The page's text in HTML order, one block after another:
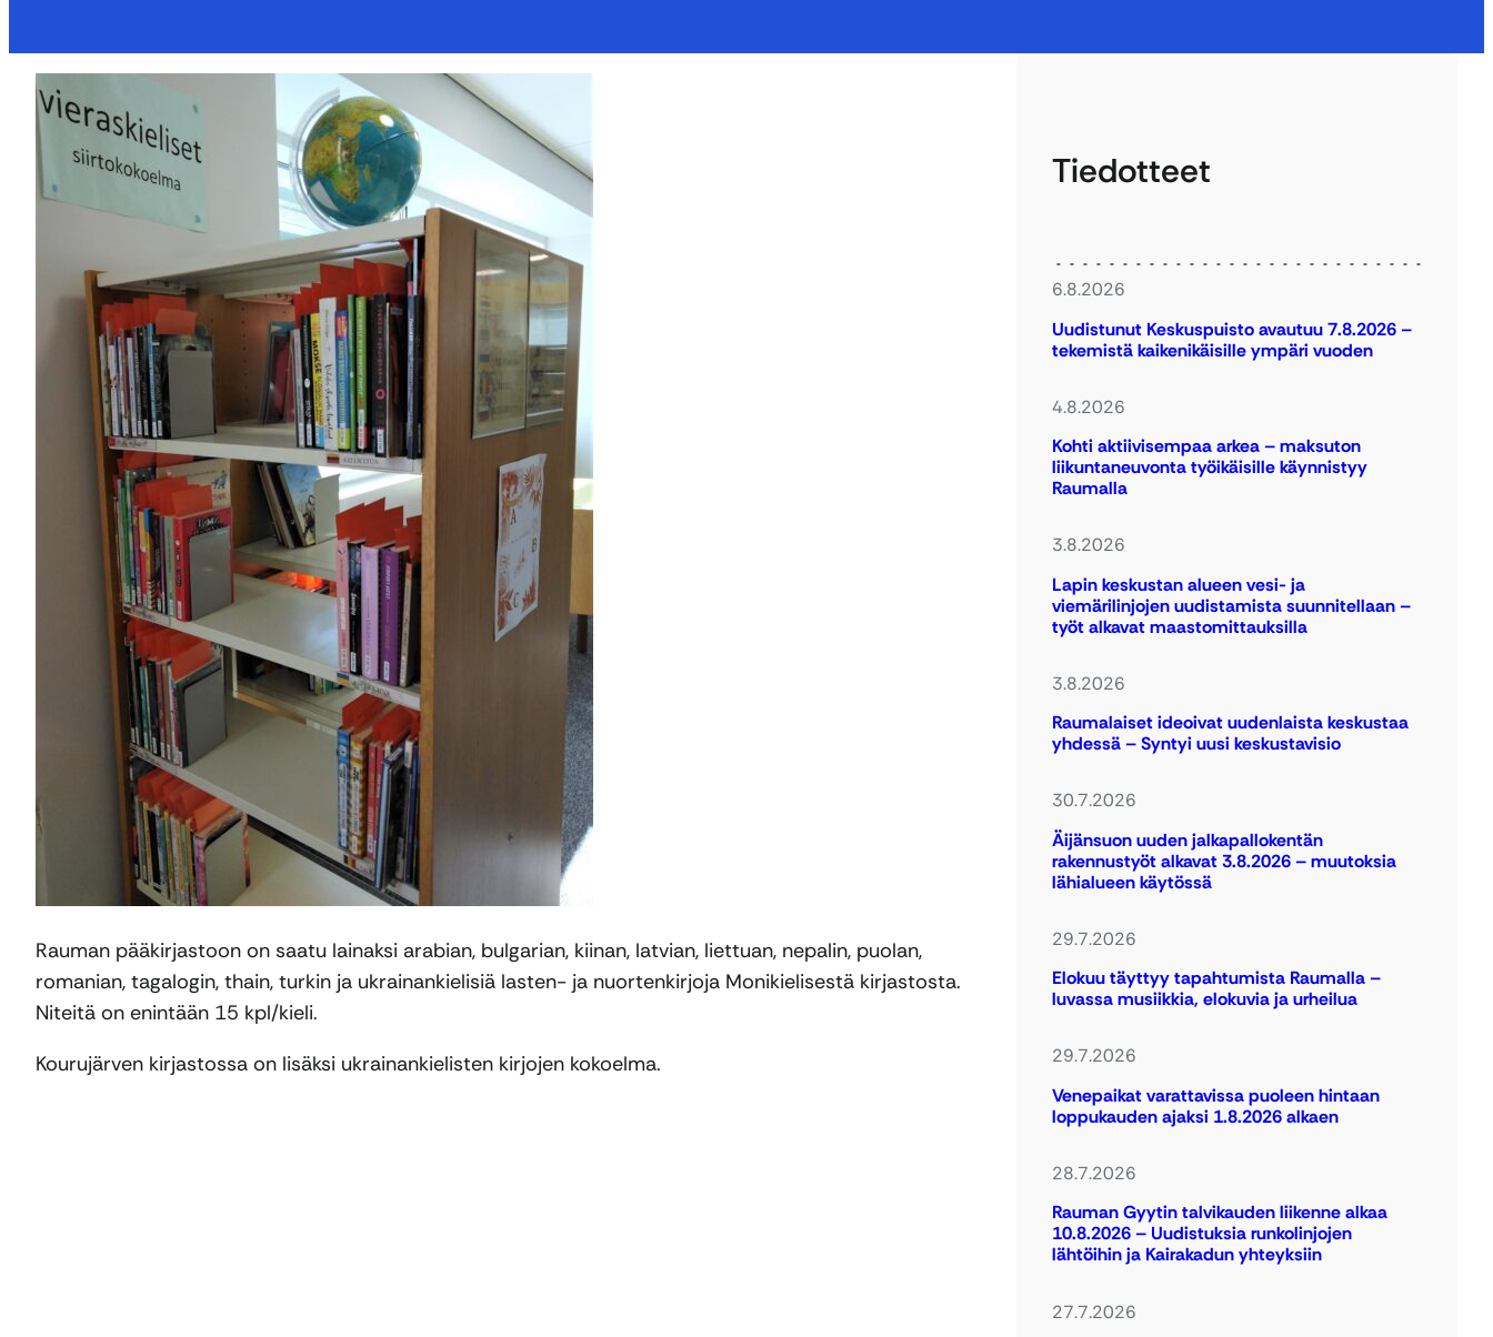
Rauman pääkirjastoon on saatu lainaksi arabian, bulgarian, kiinan, latvian, liettuan, nepalin, puolan,
romanian, tagalogin, thain, turkin ja ukrainankielisiä lasten- ja nuortenkirjoja Monikielisestä kirjastosta.
Niteitä on enintään 15 kpl/kieli.
Kourujärven kirjastossa on lisäksi ukrainankielisten kirjojen kokoelma.
Tiedotteet
6.8.2026
Uudistunut Keskuspuisto avautuu 7.8.2026 –
tekemistä kaikenikäisille ympäri vuoden
4.8.2026
Kohti aktiivisempaa arkea – maksuton
liikuntaneuvonta työikäisille käynnistyy
Raumalla
3.8.2026
Lapin keskustan alueen vesi- ja
viemärilinjojen uudistamista suunnitellaan –
työt alkavat maastomittauksilla
3.8.2026
Raumalaiset ideoivat uudenlaista keskustaa
yhdessä – Syntyi uusi keskustavisio
30.7.2026
Äijänsuon uuden jalkapallokentän
rakennustyöt alkavat 3.8.2026 – muutoksia
lähialueen käytössä
29.7.2026
Elokuu täyttyy tapahtumista Raumalla –
luvassa musiikkia, elokuvia ja urheilua
29.7.2026
Venepaikat varattavissa puoleen hintaan
loppukauden ajaksi 1.8.2026 alkaen
28.7.2026
Rauman Gyytin talvikauden liikenne alkaa
10.8.2026 – Uudistuksia runkolinjojen
lähtöihin ja Kairakadun yhteyksiin
27.7.2026